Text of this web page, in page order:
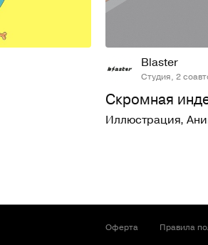
Blaster
Студия, 2
Скромная
Иллюстрация,
Оферта Правила